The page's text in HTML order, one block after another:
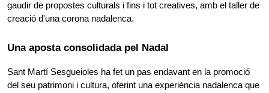
gaudir de propostes culturals i fins i tot creatives, amb el taller de
creació d'una corona nadalenca.
Una aposta consolidada pel Nadal
Sant Martí Sesgueioles ha fet un pas endavant en la promoció
del seu patrimoni i cultura, oferint una experiència nadalenca que